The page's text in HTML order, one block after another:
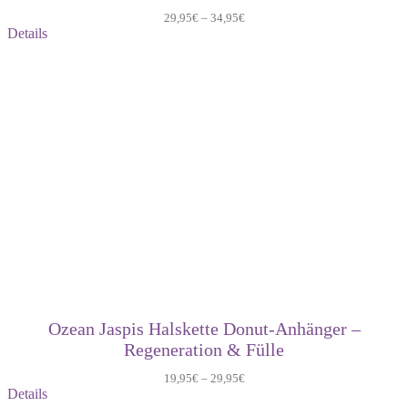
29,95€– 34,95€
Details
Ozean Jaspis Halskette Donut-Anhänger –
Regeneration & Fülle
19,95€– 29,95€
Details